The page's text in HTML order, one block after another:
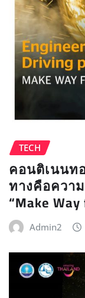
TECH
คอนติเนนท
ทางคือควา
“Make
Admin2